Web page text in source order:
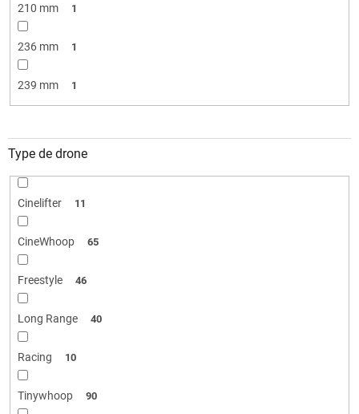
210 mm 1
236 mm 1
239 mm 1
Type de drone
Cinelifter 11
CineWhoop 65
Freestyle 46
Long Range 40
Racing 10
Tinywhoop 90